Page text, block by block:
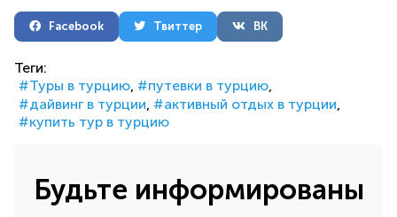
Facebook Твиттер ВК
Теги:
Туры в турцию
путевки в турцию
дайвинг в турции
активный отдых в турции
купить тур в турцию
Будьте информированы